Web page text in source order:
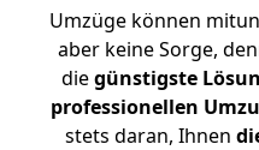
Umzüge können
aber keine Sorge,
diegünstigste
professionellen
stets daran, Ihnen